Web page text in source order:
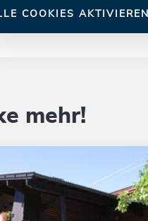
COOKIES AKTIVIEREN
mehr!